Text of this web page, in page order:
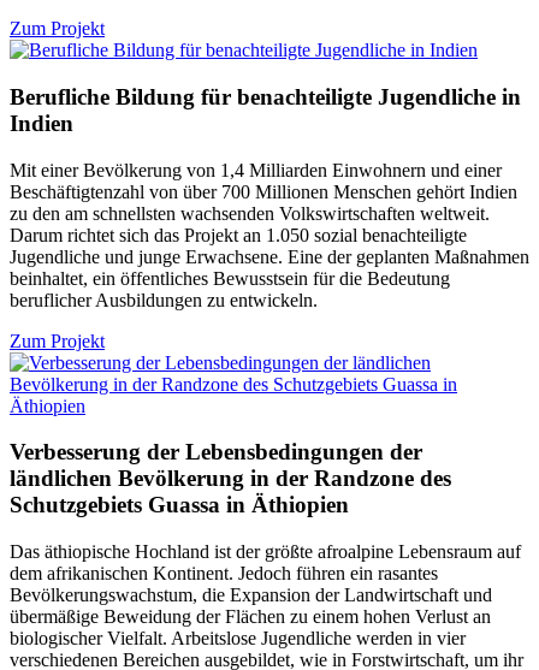
Zum Projekt
Berufliche Bildung für benachteiligte Jugendliche in
Indien
Mit einer Bevölkerung von 1,4 Milliarden Einwohnern und einer
Beschäftigtenzahl von über 700 Millionen Menschen gehört Indien
zu den am schnellsten wachsenden Volkswirtschaften weltweit.
Darum richtet sich das Projekt an 1.050 sozial benachteiligte
Jugendliche und junge Erwachsene. Eine der geplanten Maßnahmen
beinhaltet, ein öffentliches Bewusstsein für die Bedeutung
beruflicher Ausbildungen zu entwickeln.
Zum Projekt
Verbesserung der Lebensbedingungen der
ländlichen Bevölkerung in der Randzone des
Schutzgebiets Guassa in Äthiopien
Das äthiopische Hochland ist der größte afroalpine Lebensraum auf
dem afrikanischen Kontinent. Jedoch führen ein rasantes
Bevölkerungswachstum, die Expansion der Landwirtschaft und
übermäßige Beweidung der Flächen zu einem hohen Verlust an
biologischer Vielfalt. Arbeitslose Jugendliche werden in vier
verschiedenen Bereichen ausgebildet, wie in Forstwirtschaft, um ihr